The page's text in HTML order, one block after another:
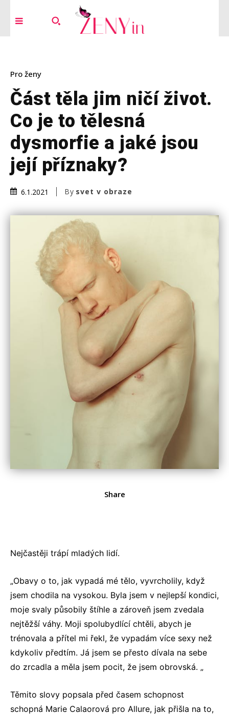
Pro ženy
Část těla jim ničí život.
Co je to tělesná
dysmorfie a jaké jsou
její příznaky?
6.1.2021 By svet v obraze
Share
Nejčastěji trápí mladých lidí.
„Obavy o to, jak vypadá mé tělo, vyvrcholily, když
jsem chodila na vysokou. Byla jsem v nejlepší kondici,
moje svaly působily štíhle a zároveň jsem zvedala
nejtěžší váhy. Moji spolubydlící chtěli, abych je
trénovala a přítel mi řekl, že vypadám více sexy než
kdykoliv předtím. Já jsem se přesto dívala na sebe
do zrcadla a měla jsem pocit, že jsem obrovská. „
Těmito slovy popsala před časem schopnost
schopná Marie Calaorová pro Allure, jak přišla na to,